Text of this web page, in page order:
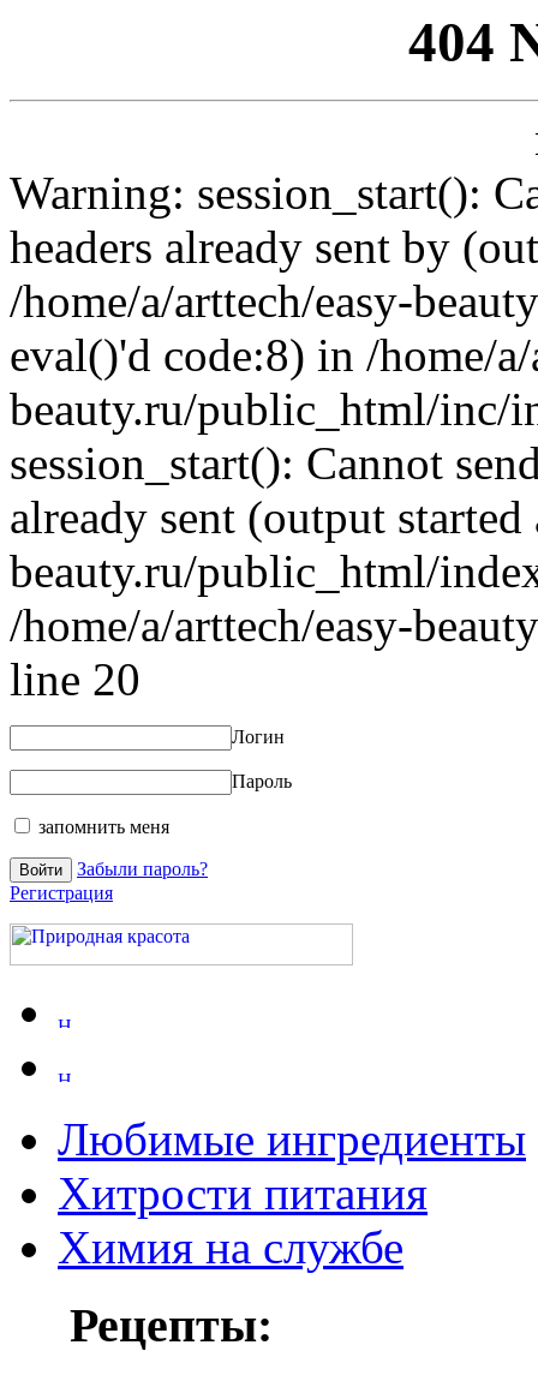
404
Warning: session_start():
headers already sent by
/home/a/arttech/easy-
eval()'d code:8) in /home/
beauty.ru/public_html/inc/
session_start(): Cannot
already sent (output
beauty.ru/public_html/
/home/a/arttech/easy-
line 20
Логин
Пароль
запомнить меня
Забыли пароль?
Регистрация
Любимые ингредиенты
Хитрости питания
Химия на службе
Рецепты: